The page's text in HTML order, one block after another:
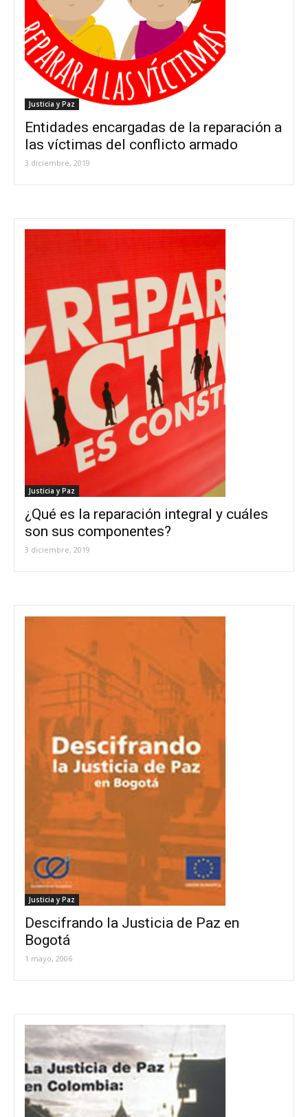
Justicia y Paz
Entidades encargadas de la reparación a
las víctimas del conflicto armado
3 diciembre, 2019
Justicia y Paz
¿Qué es la reparación integral y cuáles
son sus componentes?
3 diciembre, 2019
Justicia y Paz
Descifrando la Justicia de Paz en
Bogotá
1 mayo, 2006